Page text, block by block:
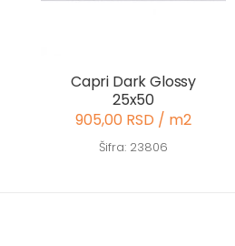
Capri Dark Glossy
25x50
905,00 RSD / m2
Šifra: 23806